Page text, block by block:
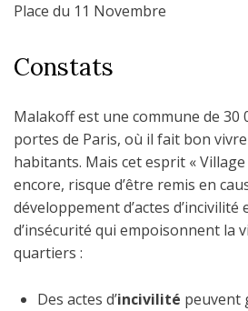
Place du 11 Novembre
Constats
Malakoff est une commune de 30
portes de Paris, où il fait bon
habitants. Mais cet esprit «
encore, risque d’être remis en
développement d’actes
d’insécurité qui empoisonnent la
quartiers :
Des actes d’incivilité peuvent